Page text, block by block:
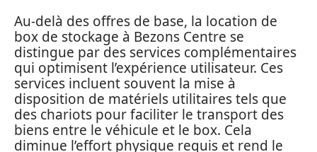
Au-delà des offres de base, la location de
box de stockage à Bezons Centre se
distingue par des services complémentaires
qui optimisent l’expérience utilisateur. Ces
services incluent souvent la mise à
disposition de matériels utilitaires tels que
des chariots pour faciliter le transport des
biens entre le véhicule et le box. Cela
diminue l’effort physique requis et rend le